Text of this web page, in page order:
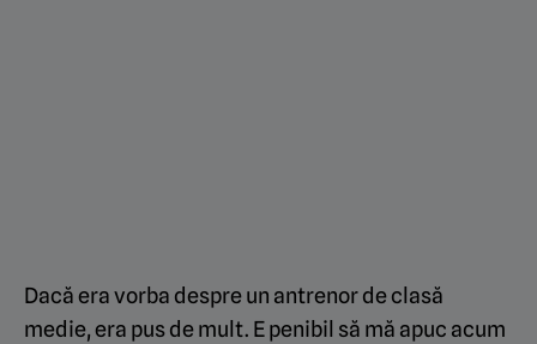
Dacă era vorba despre un antrenor de clasă
medie, era pus de mult. E penibil să mă apuc acum